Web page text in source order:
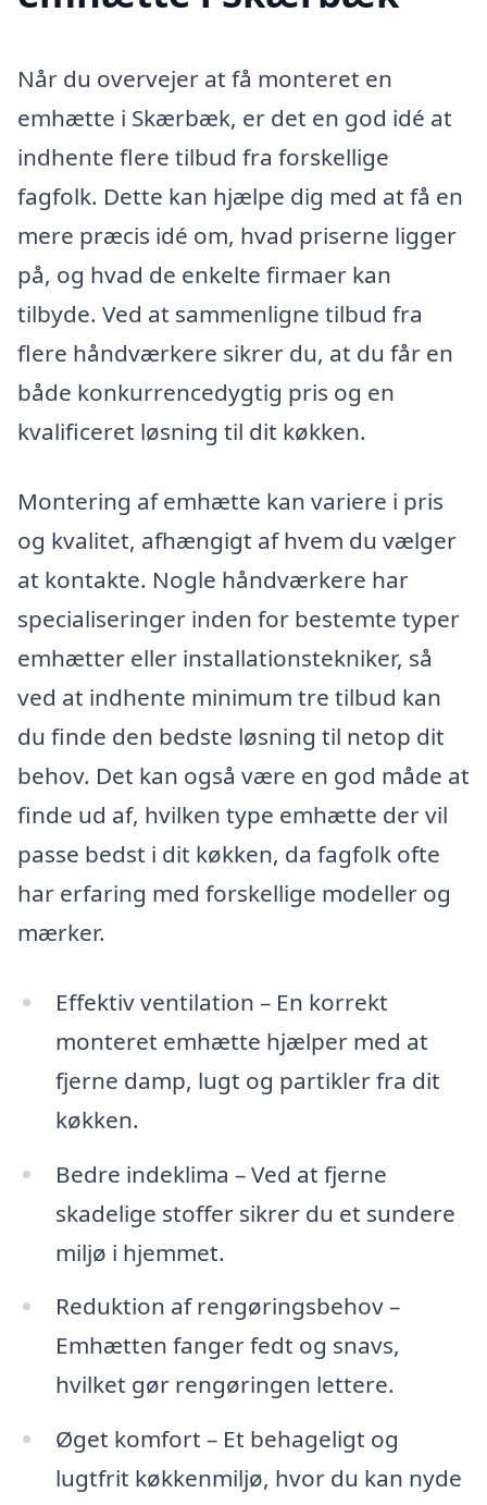
Når du overvejer at få monteret en
emhætte i Skærbæk, er det en god idé at
indhente flere tilbud fra forskellige
fagfolk. Dette kan hjælpe dig med at få en
mere præcis idé om, hvad priserne ligger
på, og hvad de enkelte firmaer kan
tilbyde. Ved at sammenligne tilbud fra
flere håndværkere sikrer du, at du får en
både konkurrencedygtig pris og en
kvalificeret løsning til dit køkken.
Montering af emhætte kan variere i pris
og kvalitet, afhængigt af hvem du vælger
at kontakte. Nogle håndværkere har
specialiseringer inden for bestemte typer
emhætter eller installationstekniker, så
ved at indhente minimum tre tilbud kan
du finde den bedste løsning til netop dit
behov. Det kan også være en god måde at
finde ud af, hvilken type emhætte der vil
passe bedst i dit køkken, da fagfolk ofte
har erfaring med forskellige modeller og
mærker.
Effektiv ventilation – En korrekt
monteret emhætte hjælper med at
fjerne damp, lugt og partikler fra dit
køkken.
Bedre indeklima – Ved at fjerne
skadelige stoffer sikrer du et sundere
miljø i hjemmet.
Reduktion af rengøringsbehov –
Emhætten fanger fedt og snavs,
hvilket gør rengøringen lettere.
Øget komfort – Et behageligt og
lugtfrit køkkenmiljø, hvor du kan nyde